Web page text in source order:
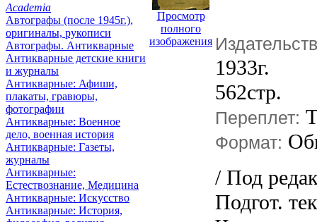
Academia
Автографы (после 1945г.),
оригиналы, рукописи
Автографы. Антикварные
Антикварные детские книги
и журналы
Антикварные: Афиши,
плакаты, гравюры,
фотографии
Антикварные: Военное
дело, военная история
Антикварные: Газеты,
журналы
Антикварные:
Естествознание, Медицина
Антикварные: Искусство
Антикварные: История,
Просмотр
полного
изображения
1933г.
562стр.
Переплет:
Формат:
/ Под
Подгот.